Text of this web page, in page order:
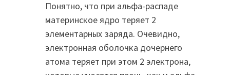
Понятно, что при альфа-распаде
материнское ядро теряет 2
элементарных заряда. Очевидно,
электронная оболочка дочернего
атома теряет при этом 2 электрона,